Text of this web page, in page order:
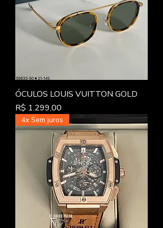
ÓCULOS LOUIS VUITTON GOLD
Preço
R$ 1.299,00
4x Sem juros